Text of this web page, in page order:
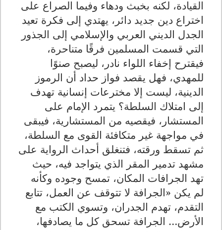
القيادة، لكنه بخبث ودهاء وفيما الصراع على
اختراع دين جديد دائر، يهتدي إلى فكرة تعيد
الجدل الديني العربي والإسلامي إلى الجذور
التي قسمت المسلمين فرقًا متناحرة،
فيقترح إخفاء اللواء نادر، ليصبح صنوًا
للمهدي، فهل يقصد فواز حداد أن الرموز
الدينية، ليست إلا مخترعات إنسانية تهدف
إلى امتلاك السلطة؟ يتمرد الإمام على
المستشار، فيقصيه من المستشارية، فيبقى
في مواجهة غير متكافئة القوى مع السلطة،
ثم تسقط ورقته، فتنغلق أحداث الرواية على
مشهد تدمير المقر الذي يتواجد فيه، حيث
تهد الجرافات المكان، تمسح وجوده وكأنه
لم يكن «الجرافة لا تتوقف عن العمل، تتابع
التقدم، تهدم الجدران، وتسوي الكتب مع
الأرض… الجرافة تسحق كل ما يصادفها،